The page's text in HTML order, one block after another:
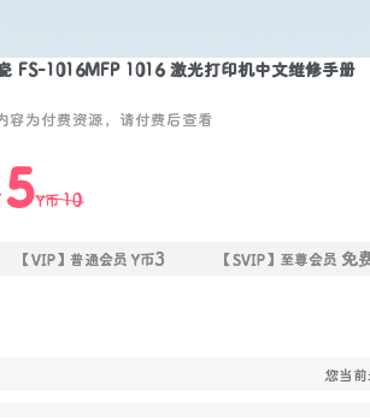
FS-1016MFP 1016 激光打印机中文维修手册
容为付费资源，请付费后查看
5Y币10
【VIP】普通会员 Y币3 【SVIP】至尊会员 免
您当